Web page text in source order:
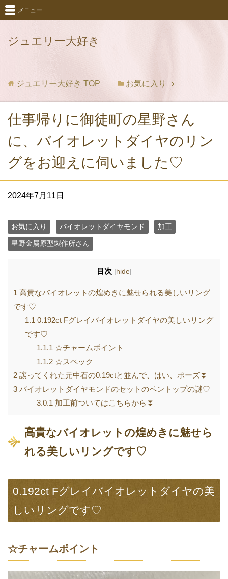
ジュエリー大好き
メニュー
ジュエリー大好き TOP お気に入り
仕事帰りに御徒町の星野さん
に、バイオレットダイヤのリン
グをお迎えに伺いました♡
2024年7月11日
お気に入り バイオレットダイヤモンド 加工
星野金属原型製作所さん
目次 [hide]
1 高貴なバイオレットの煌めきに魅せられる美しいリング
です♡
1.1 0.192ct Fグレイバイオレットダイヤの美しいリング
です♡
1.1.1 ☆チャームポイント
1.1.2☆スペック
2 譲ってくれた元中石の0.19ctと並んで、はい、ポーズ⏬
3 バイオレットダイヤモンドのセットのペントップの謎♡
3.0.1 加工前ついてはこちらから⏬
高貴なバイオレットの煌めきに魅せら
れる美しいリングです♡
0.192ct Fグレイバイオレットダイヤの美
しいリングです♡
☆チャームポイント